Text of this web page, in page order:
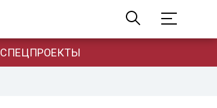
СПЕЦПРОЕКТЫ